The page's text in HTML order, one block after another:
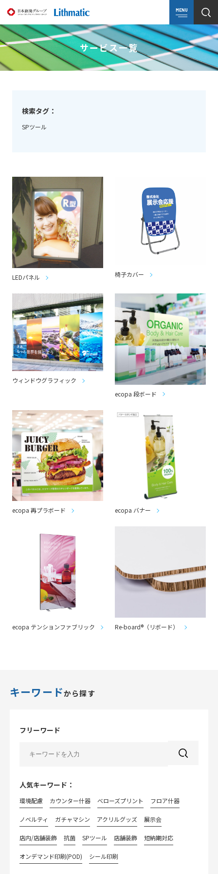
MENU
サービス一覧
検索タグ：
SPツール
LEDパネル 椅子カバー
ウィンドウグラフィック
ecopa 段ボード
ecopa 再プラボード ecopa バナー
ecopa テンションファブリック Re-board®（リボード）
キーワードから探す
フリーワード
人気キーワード：
環境配慮 カウンター什器 べローズプリント フロア什器
ノベルティ ガチャマシン アクリルグッズ 展示会
店内/店舗装飾 抗菌 SPツール 店舗装飾 短納期対応
オンデマンド印刷(POD) シール印刷